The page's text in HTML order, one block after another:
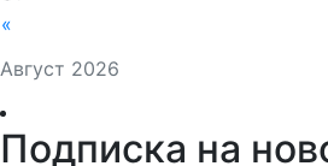
Август 2026
«
Подписка на